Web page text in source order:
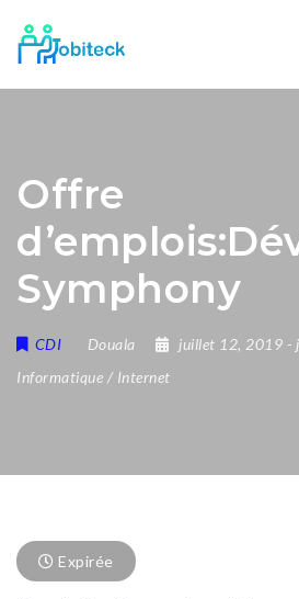
Offre
Symphony
CDI Douala juillet 12, 2019 -
Informatique / Internet
Expirée